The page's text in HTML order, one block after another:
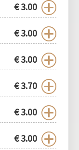
€3.00
€3.00
€3.00
€3.70
€3.00
€3.00